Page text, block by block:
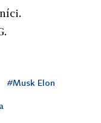
#Musk Elon